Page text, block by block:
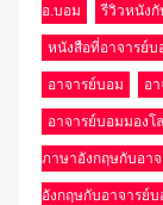
อ.บอม รีวิวหนัง
หนังสือที่อาจารย์บ
อาจารย์บอม อ
อาจารย์บอมมองโ
ภาษาอังกฤษกับอา
อังกฤษกับอาจารย์บ